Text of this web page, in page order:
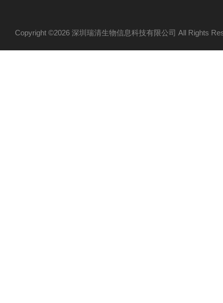
Copyright ©2026 深圳瑞清生物信息科技有限公司 All Rights